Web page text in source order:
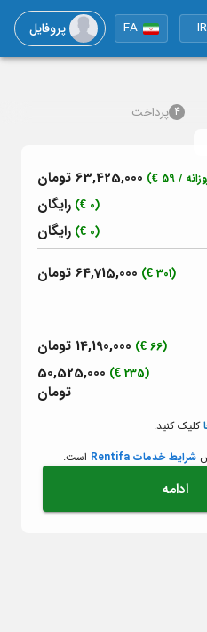
FA پروفایل
4 پرداخت
/
59
€) 63,425,000 تومان
(0 €)
رایگان
(0 €)
رایگان
(301 €) 64,715,000 تومان
(66 €)
14,190,000 تومان
(235 €)
50,525,000
تومان
کلیک کنید.
شرایط خدمات Rentifa است.
ادامه